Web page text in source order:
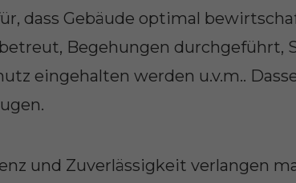
dass Gebäude optimal
Begehungen durchgeführt,
eingehalten werden u.v.m..
und Zuverlässigkeit verlangen